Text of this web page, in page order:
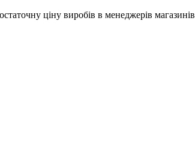
ціну виробів в менеджерів магазинів